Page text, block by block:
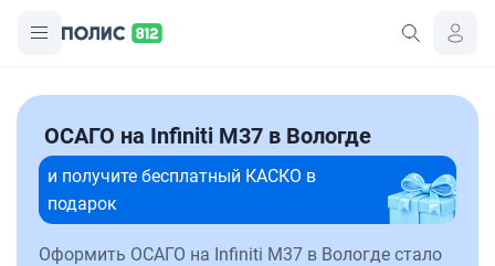
ОСАГО на Infiniti M37 в Вологде
и получите бесплатный КАСКО в
подарок
Оформить ОСАГО на Infiniti M37 в Вологде стало